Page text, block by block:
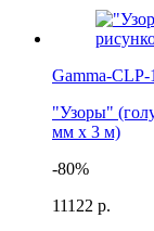
Gamma-
"Узоры"
мм х 3 м)
-80%
111 22 р.